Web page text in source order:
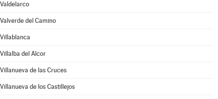
Valdelarco
Valverde del Camino
Villablanca
Villalba del Alcor
Villanueva de las Cruces
Villanueva de los Castillejos